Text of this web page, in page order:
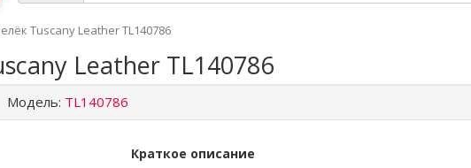
Tuscany Leather TL140786
Leather TL140786
Модель: TL140786
Краткое описание